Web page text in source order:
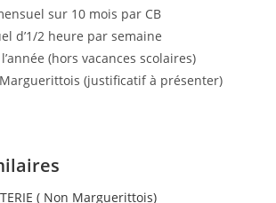
sur 10 mois par CB
d’1/2 heure par semaine
(hors vacances scolaires)
(justificatif à présenter)